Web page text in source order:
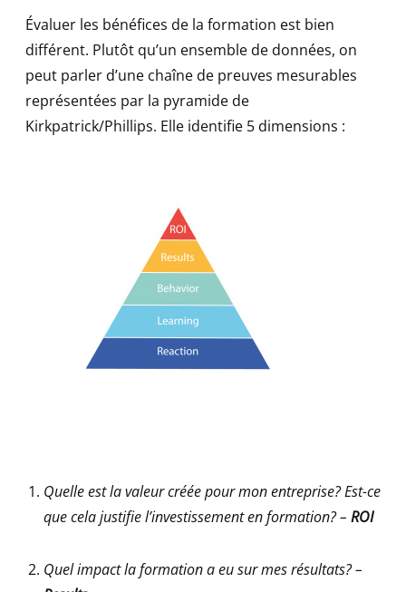
Évaluer les bénéfices de la formation est bien
différent. Plutôt qu’un ensemble de données, on
peut parler d’une chaîne de preuves mesurables
représentées par la pyramide de
Kirkpatrick/Phillips. Elle identifie 5 dimensions :
Quelle est la valeur créée pour mon entreprise? Est-ce
que cela justifie l’investissement en formation? – ROI
Quel impact la formation a eu sur mes résultats? –